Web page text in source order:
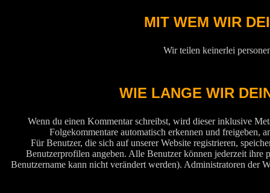
MIT WEM WIR
Wir teilen keinerlei
WIE LANGE WIR
Wenn du einen Kommentar schreibst, wird dieser inklusive
Folgekommentare automatisch erkennen und freigeben,
Für Benutzer, die sich auf unserer Website registrieren,
Benutzerprofilen angeben. Alle Benutzer können jederzeit ihre
Benutzername kann nicht verändert werden). Administratoren der